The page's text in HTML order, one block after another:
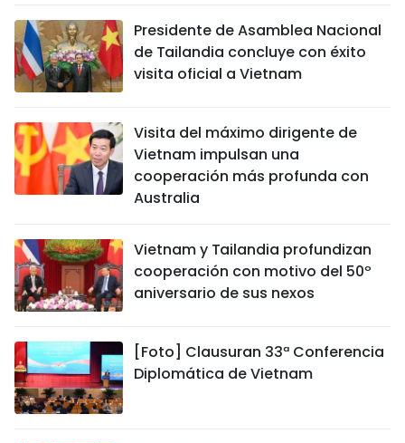
Presidente de Asamblea Nacional
de Tailandia concluye con éxito
visita oficial a Vietnam
Visita del máximo dirigente de
Vietnam impulsan una
cooperación más profunda con
Australia
Vietnam y Tailandia profundizan
cooperación con motivo del 50º
aniversario de sus nexos
[Foto] Clausuran 33ª Conferencia
Diplomática de Vietnam